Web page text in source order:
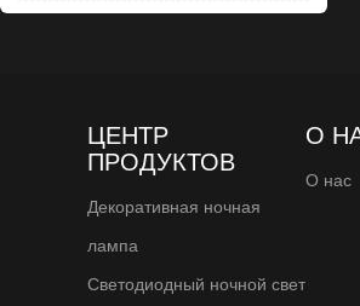
ЦЕНТР
ПРОДУКТОВ
Декоративная ночная
лампа
Светодиодный ночной свет
О
О нас